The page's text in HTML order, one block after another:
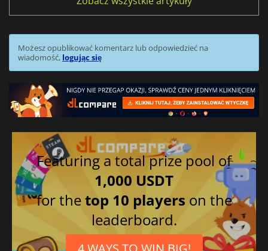
Możesz opublikować komentarz lub odpowiedzieć na
wiadomość, logując się
Featuring a total prize pool of
1,000 USDT
for thetop 10 players on the
leaderboard.